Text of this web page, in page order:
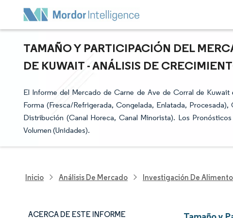
TAMAÑO Y PARTICIPACIÓN DEL
DE KUWAIT - ANÁLISIS DE
El Informe del Mercado de Carne de Ave de Corral de
Forma (Fresca/Refrigerada, Congelada, Enlatada,
Distribución (Canal Horeca, Canal Minorista). Los
Volumen (Unidades).
Inicio Análisis De Mercado Investigación De
ACERCA DE ESTE INFORME